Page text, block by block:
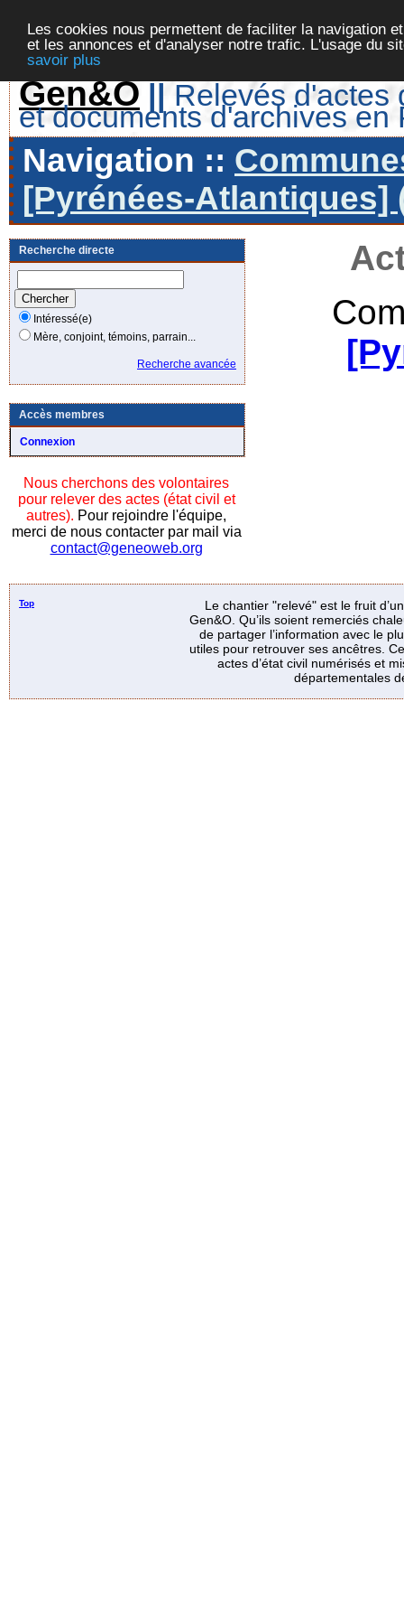
Les cookies nous permettent de faciliter la navigation
et les annonces et d'analyser notre trafic. L'usage du
savoir plus
Gen&O || Relevés d'actes
et documents d'archives en
Navigation ::
[Pyrénées-Atlantiques]
Recherche directe
Intéressé(e)
Mère, conjoint, témoins, parrain...
Recherche avancée
Accès membres
Connexion
Nous cherchons des volontaires
pour relever des actes (état civil et
autres). Pour rejoindre l'équipe,
merci de nous contacter par mail via
contact@geneoweb.org
Top
Le chantier "relevé" est le fruit
Gen&O. Qu’ils soient remerciés
de partager l’information avec le
utiles pour retrouver ses ancêtres.
actes d’état civil numérisés et
départementales